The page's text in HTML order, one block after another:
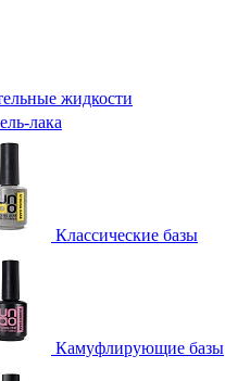
жидкости
лака
Классические базы
Камуфлирующие базы